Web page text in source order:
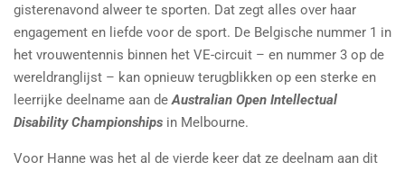
gisterenavond alweer te sporten. Dat zegt alles over haar
engagement en liefde voor de sport. De Belgische nummer 1 in
het vrouwentennis binnen het VE-circuit – en nummer 3 op de
wereldranglijst – kan opnieuw terugblikken op een sterke en
leerrijke deelname aan deAustralian Open Intellectual
Disability Championships in Melbourne.
Voor Hanne was het al de vierde keer dat ze deelnam aan dit